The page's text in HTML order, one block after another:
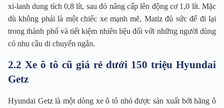
xi-lanh dung tích 0,8 lít, sau đó nâng cấp lên động cơ 1,0 lít. Mặc
dù không phải là một chiếc xe mạnh mẽ, Matiz đủ sức để đi lại
trong thành phố và tiết kiệm nhiên liệu đối với những người dùng
có nhu cầu di chuyển ngắn.
2.2 Xe ô tô cũ giá rẻ dưới 150 triệu Hyundai
Getz
Hyundai Getz là một dòng xe ô tô nhỏ được sản xuất bởi hãng ô